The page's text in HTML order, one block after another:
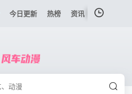
今日更新 热榜 资讯